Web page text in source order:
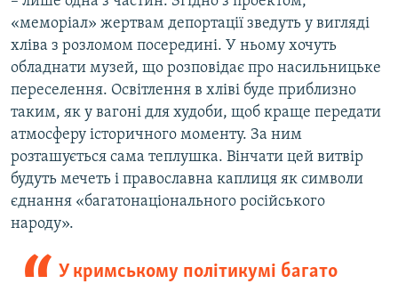
«меморіал» жертвам депортації зведуть у вигляді
хліва з розломом посередині. У ньому хочуть
обладнати музей, що розповідає про насильницьке
переселення. Освітлення в хліві буде приблизно
таким, як у вагоні для худоби, щоб краще передати
атмосферу історичного моменту. За ним
розташується сама теплушка. Вінчати цей витвір
будуть мечеть і православна каплиця як символи
єднання «багатонаціонального російського
народу».
У кримському політикумі багато